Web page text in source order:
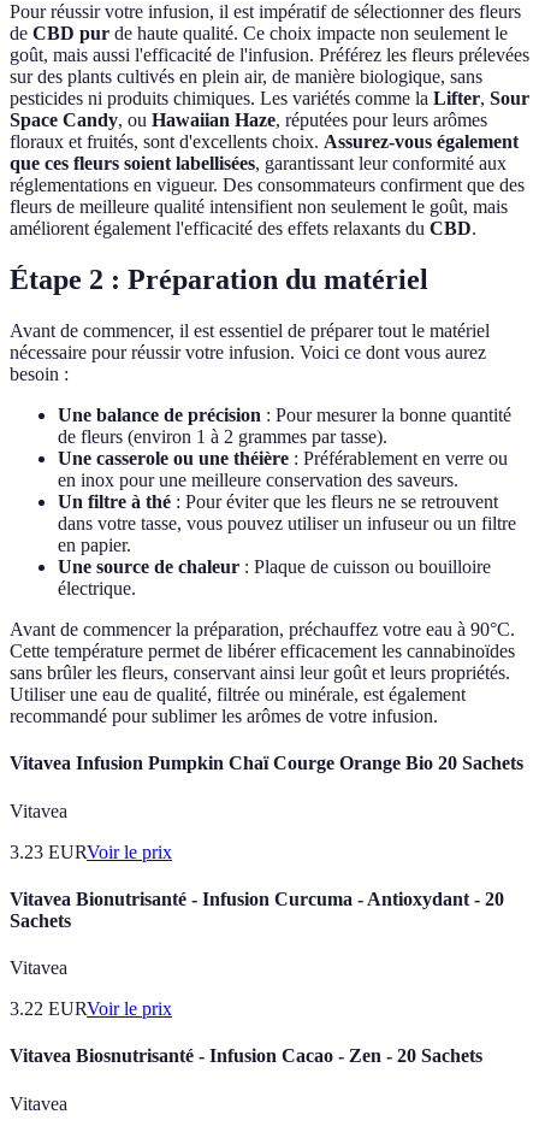
Pour réussir votre infusion, il est impératif de sélectionner des fleurs
de CBD pur de haute qualité. Ce choix impacte non seulement le
goût, mais aussi l'efficacité de l'infusion. Préférez les fleurs prélevées
sur des plants cultivés en plein air, de manière biologique, sans
pesticides ni produits chimiques. Les variétés comme la Lifter, Sour
Space Candy, ou Hawaiian Haze, réputées pour leurs arômes
floraux et fruités, sont d'excellents choix. Assurez-vous également
que ces fleurs soient labellisées, garantissant leur conformité aux
réglementations en vigueur. Des consommateurs confirment que des
fleurs de meilleure qualité intensifient non seulement le goût, mais
améliorent également l'efficacité des effets relaxants du CBD.
Étape 2 : Préparation du matériel
Avant de commencer, il est essentiel de préparer tout le matériel
nécessaire pour réussir votre infusion. Voici ce dont vous aurez
besoin :
Une balance de précision : Pour mesurer la bonne quantité
de fleurs (environ 1 à 2 grammes par tasse).
Une casserole ou une théière : Préférablement en verre ou
en inox pour une meilleure conservation des saveurs.
Un filtre à thé : Pour éviter que les fleurs ne se retrouvent
dans votre tasse, vous pouvez utiliser un infuseur ou un filtre
en papier.
Une source de chaleur : Plaque de cuisson ou bouilloire
électrique.
Avant de commencer la préparation, préchauffez votre eau à 90°C.
Cette température permet de libérer efficacement les cannabinoïdes
sans brûler les fleurs, conservant ainsi leur goût et leurs propriétés.
Utiliser une eau de qualité, filtrée ou minérale, est également
recommandé pour sublimer les arômes de votre infusion.
Vitavea Infusion Pumpkin Chaï Courge Orange Bio 20 Sachets
Vitavea
3.23 EURVoir le prix
Vitavea Bionutrisanté - Infusion Curcuma - Antioxydant - 20
Sachets
Vitavea
3.22 EURVoir le prix
Vitavea Biosnutrisanté - Infusion Cacao - Zen - 20 Sachets
Vitavea